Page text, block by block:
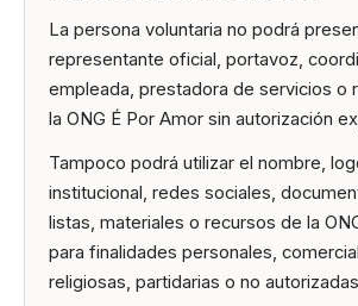
La persona voluntaria no podrá
representante oficial, portavoz,
empleada, prestadora de servicios o
la ONG É Por Amor sin autorización
Tampoco podrá utilizar el nombre,
institucional, redes sociales,
listas, materiales o recursos de la
para finalidades personales,
religiosas, partidarias o no